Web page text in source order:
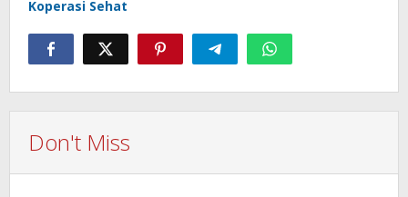
Koperasi Sehat
Don't Miss